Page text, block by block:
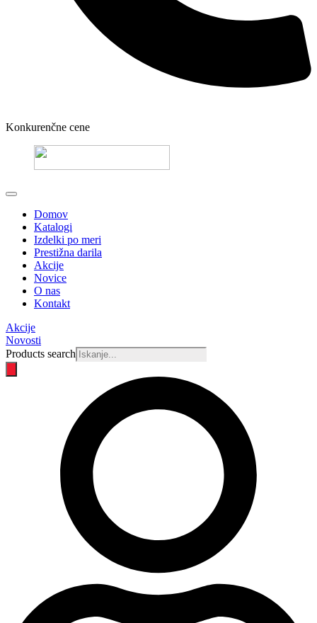
Konkurenčne cene
Domov
Katalogi
Izdelki po meri
Prestižna darila
Akcije
Novice
O nas
Kontakt
Akcije
Novosti
Products search